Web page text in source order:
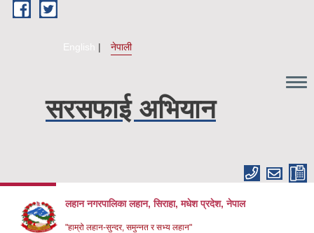
Skip to main content
English नेपाली
सरसफाई अभियान
लहान नगरपालिका लहान, सिराहा, मधेश प्रदेश, नेपाल
"हाम्रो लहान-सुन्दर, समुन्नत र सभ्य लहान"